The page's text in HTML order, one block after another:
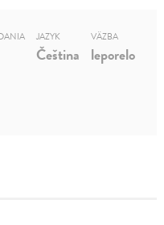
JAZYK
Čeština
VÄZBA
leporelo